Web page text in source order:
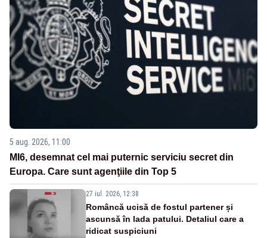
5 aug. 2026, 11:00
MI6, desemnat cel mai puternic serviciu secret din
Europa. Care sunt agenţiile din Top 5
27 iul. 2026, 12:38
Româncă ucisă de fostul partener și
ascunsă în lada patului. Detaliul care a
ridicat suspiciuni